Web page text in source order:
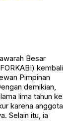
Besar
kembali
Pimpinan
demikian,
lima tahun ke
karena anggota
Selain itu, ia